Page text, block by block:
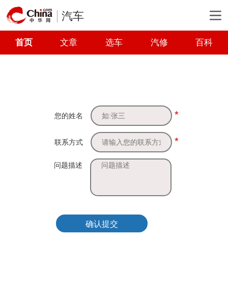
汽车
首页 文章 选车 汽修 百科
您的姓名 *
联系方式 *
问题描述
确认提交